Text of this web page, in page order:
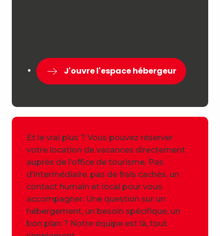
J'ouvre l'espace hébergeur
Et le vrai plus ? Vous pouvez réserver
votre location de vacances directement
auprès de l’office de tourisme. Pas
d’intermédiaire, pas de frais cachés, un
contact humain et local pour vous
accompagner. Une question sur un
hébergement, un besoin spécifique, un
bon plan ? Notre équipe est là, tout